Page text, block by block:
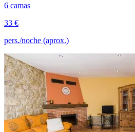
6 camas
33 €
pers./noche (aprox.)